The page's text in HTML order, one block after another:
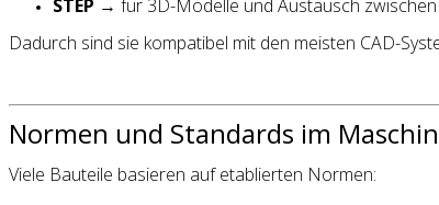
STEP → für 3D-Modelle und Austausch zwischen
Dadurch sind sie kompatibel mit den meisten CAD-
Normen und Standards im
Viele Bauteile basieren auf etablierten Normen: